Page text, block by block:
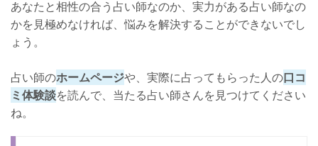
あなたと相性の合う占い師なのか、実力がある占い師なの
かを見極めなければ、悩みを解決することができないでし
ょう。
占い師のホームページや、実際に占ってもらった人の口コ
ミ体験談を読んで、当たる占い師さんを見つけてください
ね。